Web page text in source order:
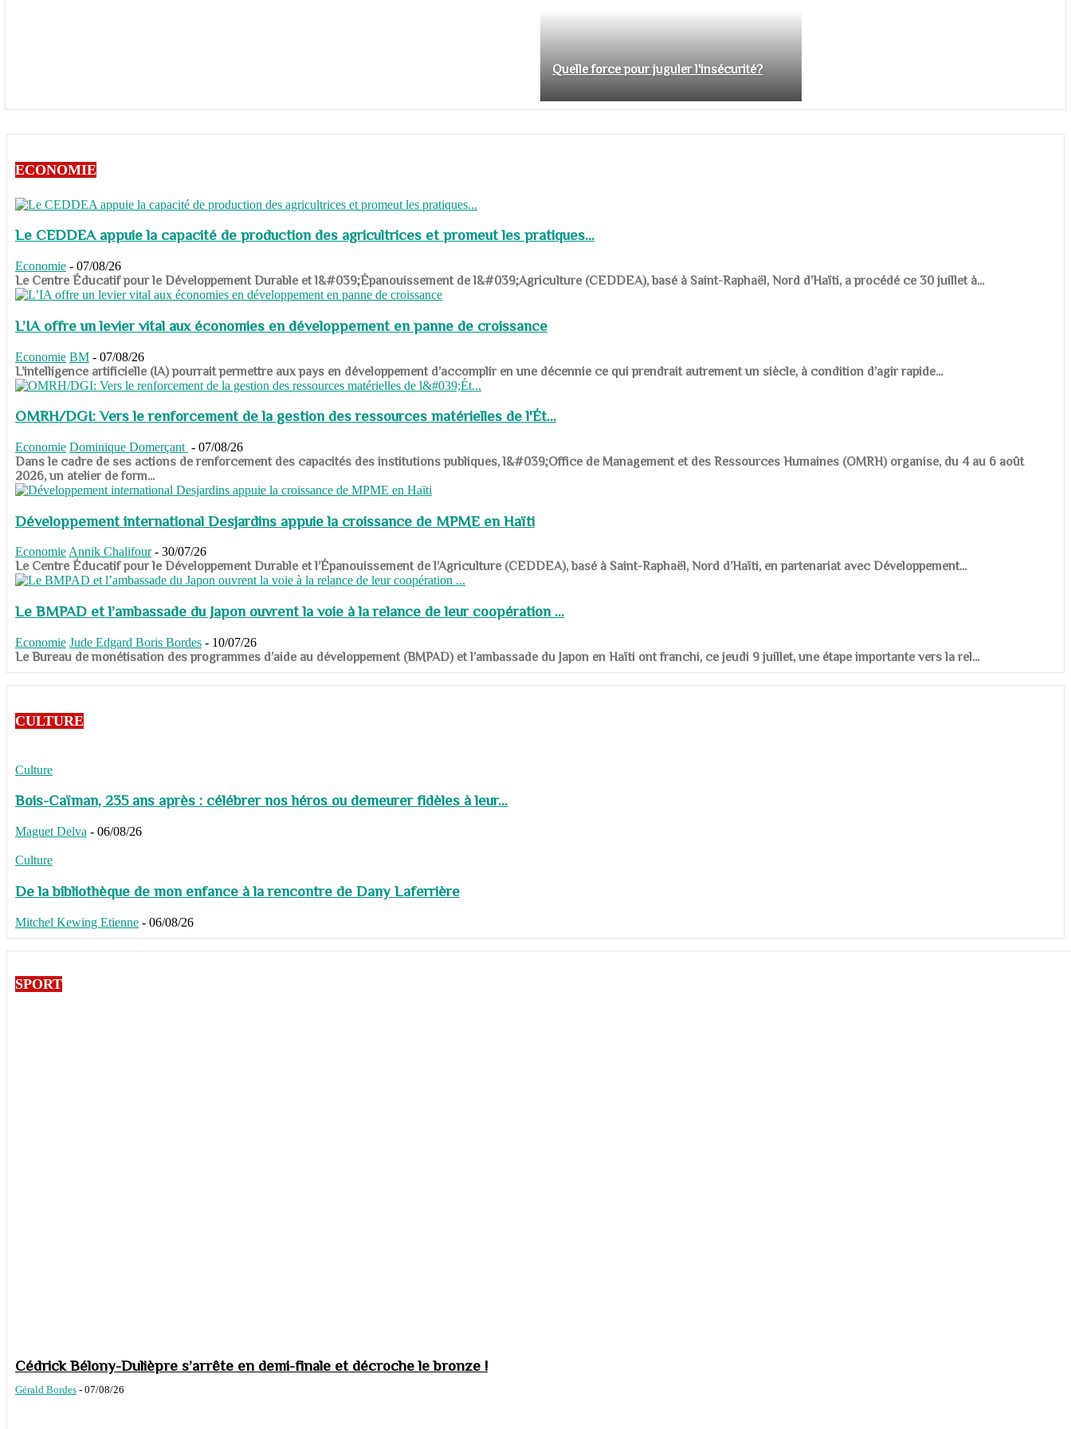
Quelle force pour juguler l'insécurité?
ECONOMIE
Le CEDDEA appuie la capacité de production des agricultrices et promeut les pratiques...
Economie - 07/08/26
​​​​​​​Le Centre Éducatif pour le Développement Durable et l&#039;Épanouissement de l&#039;Agriculture (CEDDEA), basé à Saint-Raphaël, Nord d’Haïti, a procédé ce 30 juillet à...
L’IA offre un levier vital aux économies en développement en panne de croissance
Economie BM - 07/08/26
​​​​​​​L’intelligence artificielle (IA) pourrait permettre aux pays en développement d’accomplir en une décennie ce qui prendrait autrement un siècle, à condition d’agir rapide...
OMRH/DGI: Vers le renforcement de la gestion des ressources matérielles de l'Ét...
Economie Dominique Domerçant - 07/08/26
Dans le cadre de ses actions de renforcement des capacités des institutions publiques, l&#039;Office de Management et des Ressources Humaines (OMRH) organise, du 4 au 6 août
2026, un atelier de form...
Développement international Desjardins appuie la croissance de MPME en Haïti
Economie Annik Chalifour - 30/07/26
​​​​​​​Le Centre Éducatif pour le Développement Durable et l’Épanouissement de l’Agriculture (CEDDEA), basé à Saint-Raphaël, Nord d’Haïti, en partenariat avec Développement...
Le BMPAD et l’ambassade du Japon ouvrent la voie à la relance de leur coopération ...
Economie Jude Edgard Boris Bordes - 10/07/26
​​​​​​​Le Bureau de monétisation des programmes d’aide au développement (BMPAD) et l’ambassade du Japon en Haïti ont franchi, ce jeudi 9 juillet, une étape importante vers la rel...
CULTURE
Culture
Bois-Caïman, 235 ans après : célébrer nos héros ou demeurer fidèles à leur...
Maguet Delva - 06/08/26
Culture
De la bibliothèque de mon enfance à la rencontre de Dany Laferrière
Mitchel Kewing Etienne - 06/08/26
SPORT
Cédrick Bélony-Dulièpre s’arrête en demi-finale et décroche le bronze !
Gérald Bordes - 07/08/26